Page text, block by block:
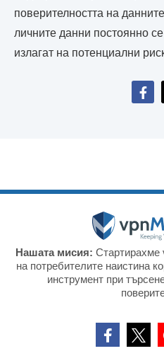
поверителността на
личните данни постоянно
излагат на потенциални
Нашата мисия: Стартирахме
на потребителите наистина
инструмент при